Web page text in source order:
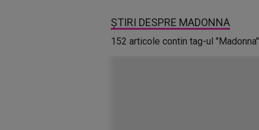
ȘTIRI DESPRE MADONNA
152 articole contin tag-ul "Madonna"